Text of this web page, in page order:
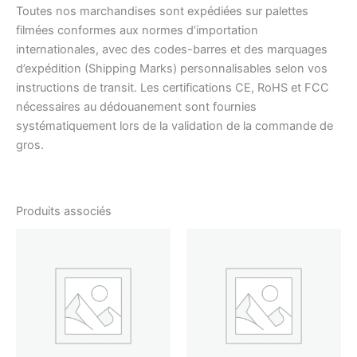
Toutes nos marchandises sont expédiées sur palettes
filmées conformes aux normes d’importation
internationales, avec des codes-barres et des marquages
d’expédition (Shipping Marks) personnalisables selon vos
instructions de transit. Les certifications CE, RoHS et FCC
nécessaires au dédouanement sont fournies
systématiquement lors de la validation de la commande de
gros.
Produits associés